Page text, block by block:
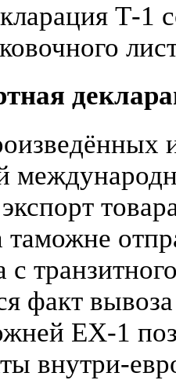
Т-1
таможне
с
факт
EX-1
внутри-